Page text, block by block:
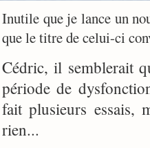
Inutile que je lance un
que le titre de celui-ci
Cédric, il semblerait
période de
fait plusieurs essais,
rien...